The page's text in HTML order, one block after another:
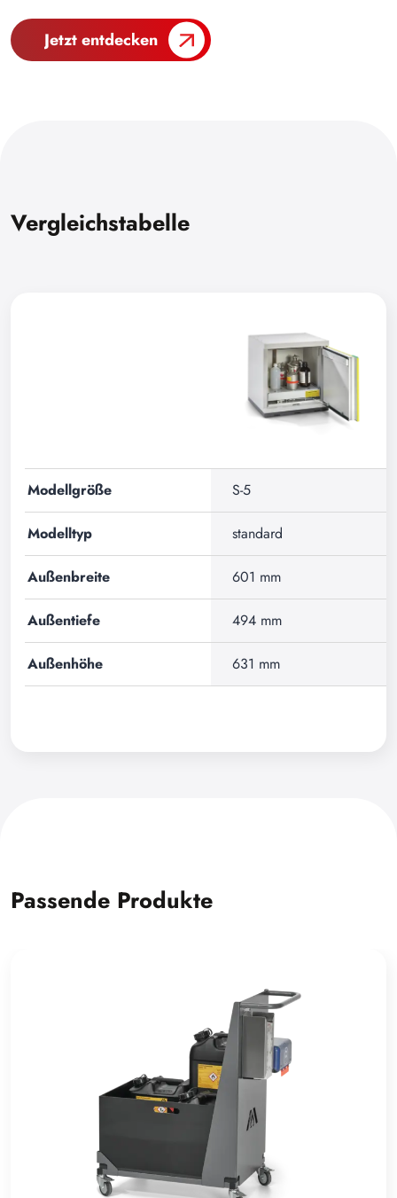
Jetzt entdecken
Vergleichstabelle
Modellgröße S-5
Modelltyp standard
Außenbreite 601 mm
Außentiefe 494 mm
Außenhöhe 631 mm
Passende Produkte